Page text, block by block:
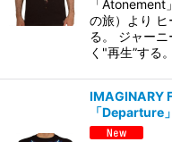
「
の旅）より ヒ
る。 ジャー
く"再生”する
IMAGINARY
「Departure」